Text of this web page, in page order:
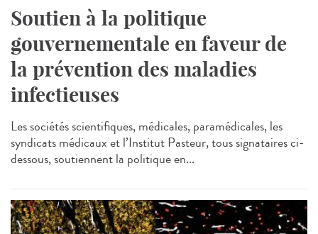
Soutien à la politique
gouvernementale en faveur de
la prévention des maladies
infectieuses
Les sociétés scientifiques, médicales, paramédicales, les
syndicats médicaux et l’Institut Pasteur, tous signataires ci-
dessous, soutiennent la politique en...